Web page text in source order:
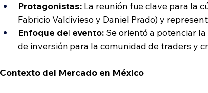
Protagonistas: La reunión fue clave para la
Fabricio Valdivieso y Daniel Prado) y
Enfoque del evento: Se orientó a potenciar
de inversión para la comunidad de traders y
Contexto del Mercado en México